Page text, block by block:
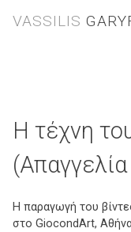
to
VASSILIS
Η τέχνη
Η παραγωγή του
στο GiocondArt,